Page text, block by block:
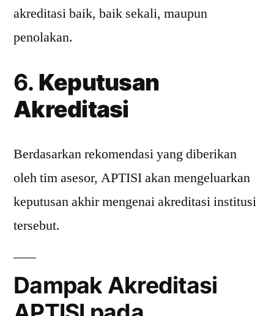
akreditasi baik, baik sekali, maupun
penolakan.
6. Keputusan
Akreditasi
Berdasarkan rekomendasi yang diberikan
oleh tim asesor, APTISI akan mengeluarkan
keputusan akhir mengenai akreditasi institusi
tersebut.
Dampak Akreditasi